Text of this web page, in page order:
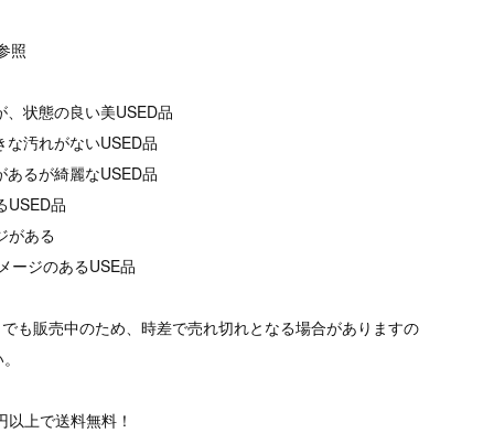
照
状態の良い美USED品
汚れがないUSED品
るが綺麗なUSED品
品
がある
ジのあるUSE品
でも販売中のため、時差で売れ切れとなる場合がありますの
上で送料無料！